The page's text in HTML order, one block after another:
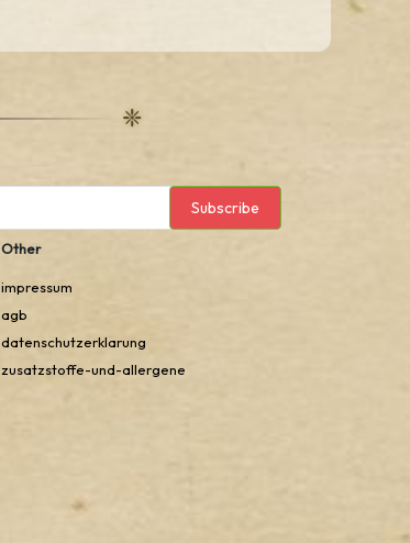
Subscribe
Other
impressum
agb
datenschutzerklarung
zusatzstoffe-und-allergene